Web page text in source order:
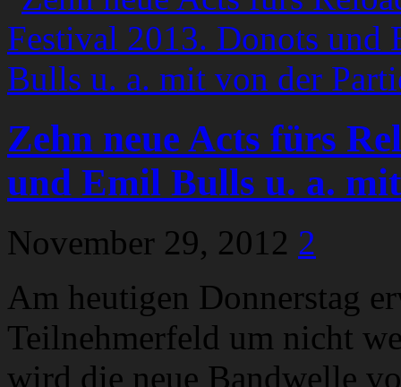
Zehn neue Acts fürs
und Emil Bulls u. a.
November 29, 2012 2
Am heutigen Donnerstag
Teilnehmerfeld um nicht
wird die neue Bandwelle